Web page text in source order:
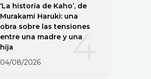
4
‘La historia de Kaho’, de
Murakami Haruki: una
obra sobre las tensiones
entre una madre y una
hija
04/08/2026